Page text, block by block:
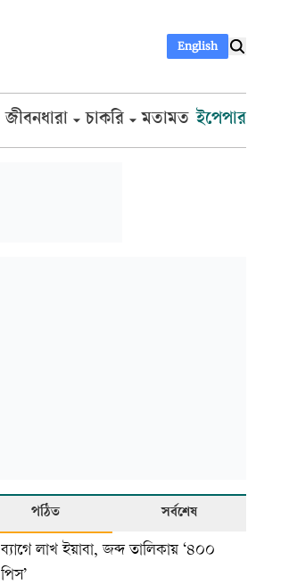
English
জীবনধারা চাকরি মতামত ইপেপার
পঠিত সর্বশেষ
ব্যাগে লাখ ইয়াবা, জব্দ তালিকায় ‘৪০০
পিস’